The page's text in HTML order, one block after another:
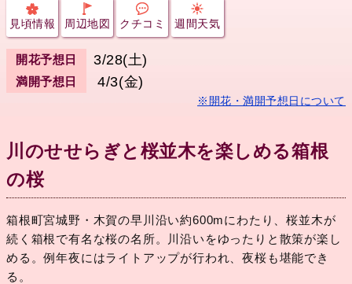
見頃情報 周辺地図 クチコミ 週間天気
開花予想日 3/28(土)
満開予想日 4/3(金)
※開花・満開予想日について
川のせせらぎと桜並木を楽しめる箱根
の桜
箱根町宮城野・木賀の早川沿い約600mにわたり、桜並木が
続く箱根で有名な桜の名所。川沿いをゆったりと散策が楽し
める。例年夜にはライトアップが行われ、夜桜も堪能でき
る。